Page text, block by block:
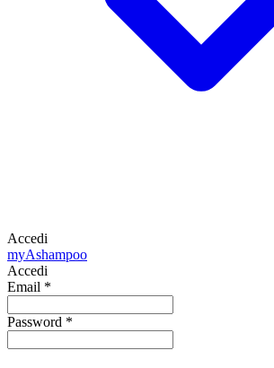
Accedi
myAshampoo
Accedi
Email *
Password *